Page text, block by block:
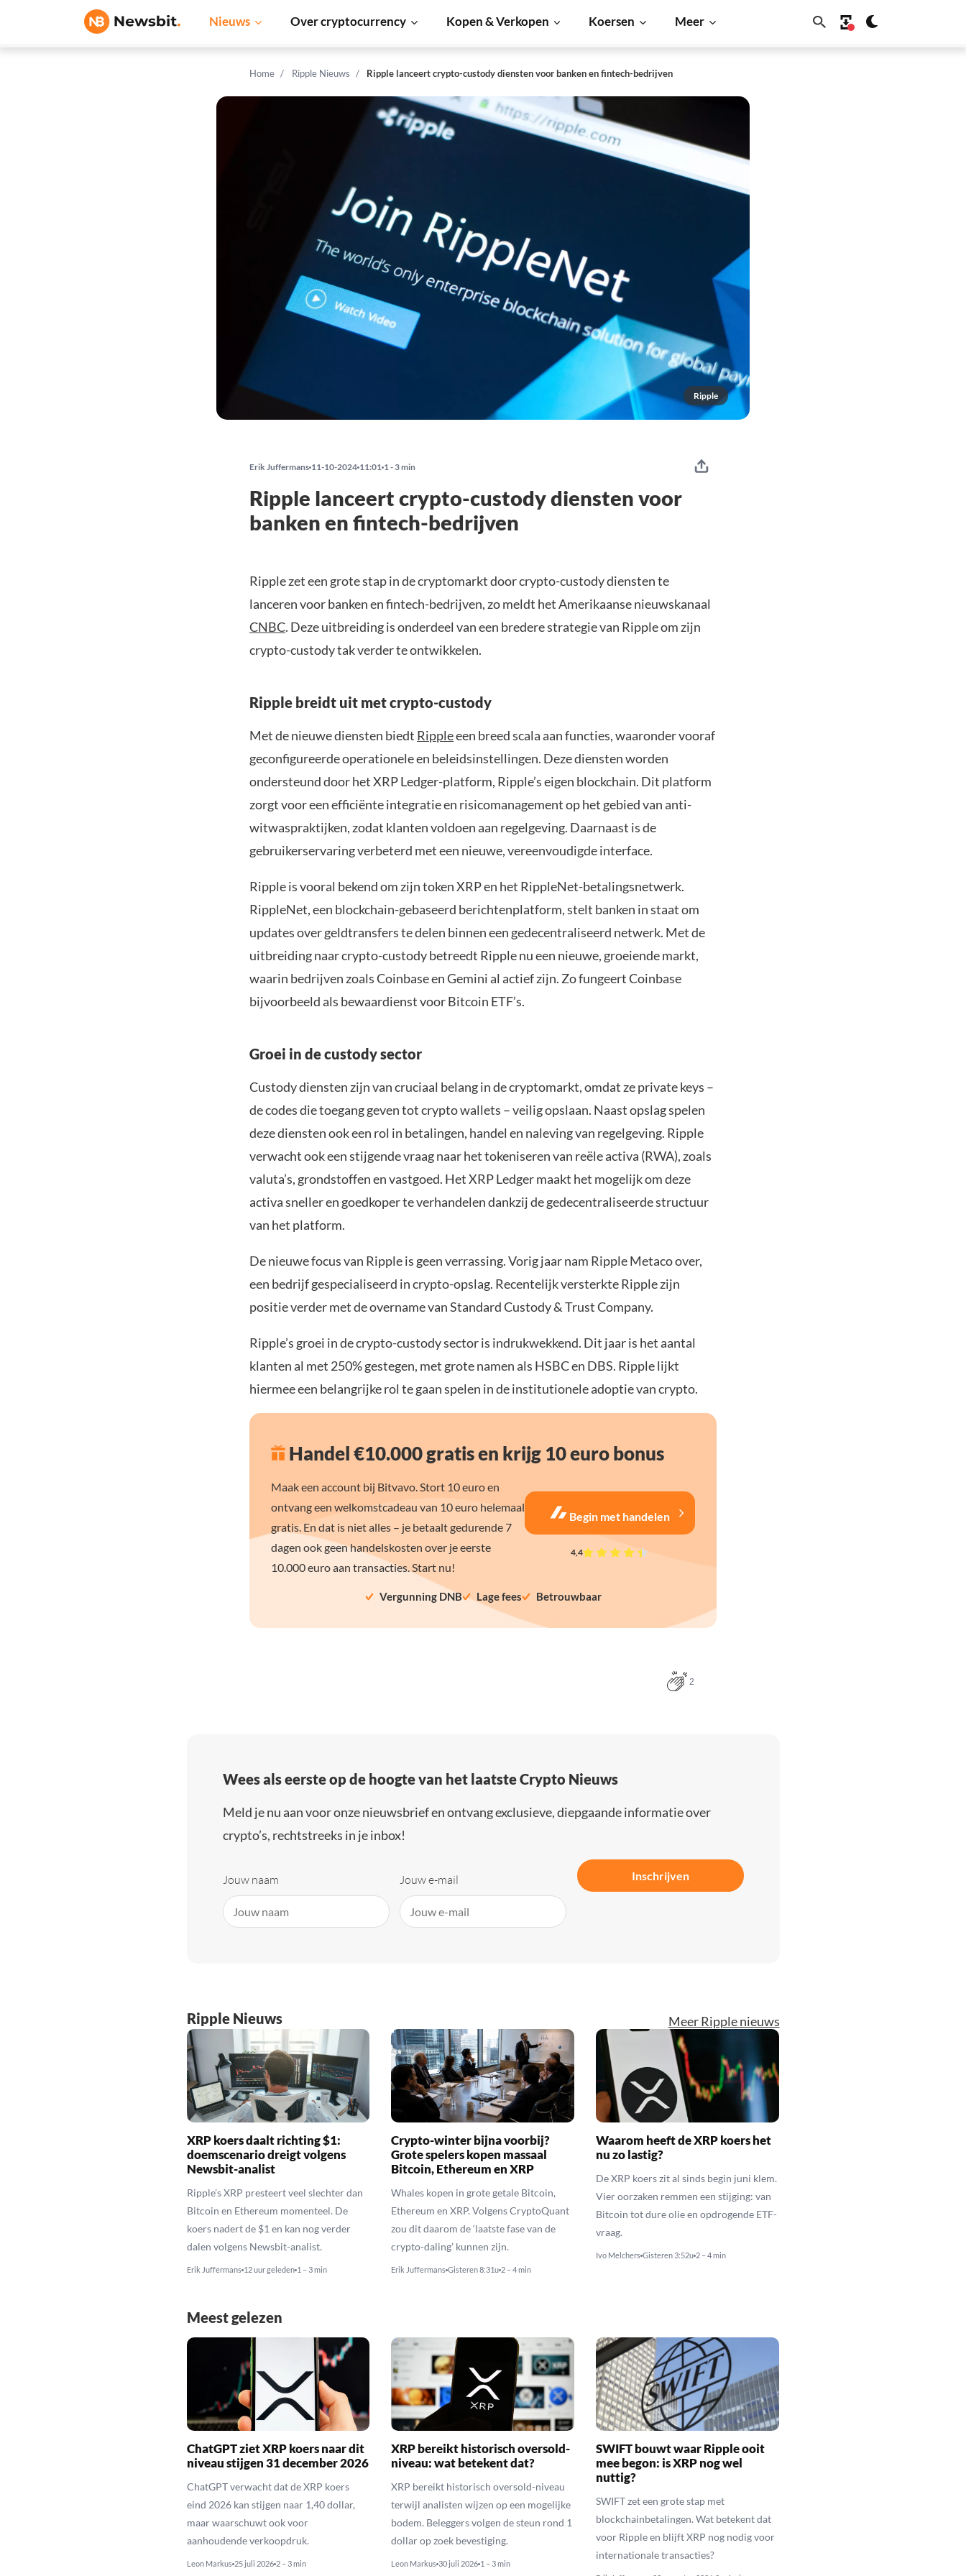
Nieuws Over cryptocurrency Kopen & Verkopen Koersen Meer
Home Ripple Nieuws Ripple lanceert crypto-custody diensten voor banken en fintech-bedrijven
Ripple
Erik Juffermans 11-10-2024 11:01 1 - 3 min
Ripple lanceert crypto-custody diensten voor
banken en fintech-bedrijven
Ripple zet een grote stap in de cryptomarkt door crypto-custody diensten te
lanceren voor banken en fintech-bedrijven, zo meldt het Amerikaanse nieuwskanaal
CNBC. Deze uitbreiding is onderdeel van een bredere strategie van Ripple om zijn
crypto-custody tak verder te ontwikkelen.
Ripple breidt uit met crypto-custody
Met de nieuwe diensten biedt Rippleeen breed scala aan functies, waaronder vooraf
geconfigureerde operationele en beleidsinstellingen. Deze diensten worden
ondersteund door het XRP Ledger-platform, Ripple’s eigen blockchain. Dit platform
zorgt voor een efficiënte integratie en risicomanagement op het gebied van anti-
witwaspraktijken, zodat klanten voldoen aan regelgeving. Daarnaast is de
gebruikerservaring verbeterd met een nieuwe, vereenvoudigde interface.
Ripple is vooral bekend om zijn token XRP en het RippleNet-betalingsnetwerk.
RippleNet, een blockchain-gebaseerd berichtenplatform, stelt banken in staat om
updates over geldtransfers te delen binnen een gedecentraliseerd netwerk. Met de
uitbreiding naar crypto-custody betreedt Ripple nu een nieuwe, groeiende markt,
waarin bedrijven zoals Coinbase en Gemini al actief zijn. Zo fungeert Coinbase
bijvoorbeeld als bewaardienst voor Bitcoin ETF’s.
Groei in de custody sector
Custody diensten zijn van cruciaal belang in de cryptomarkt, omdat ze private keys –
de codes die toegang geven tot crypto wallets – veilig opslaan. Naast opslag spelen
deze diensten ook een rol in betalingen, handel en naleving van regelgeving. Ripple
verwacht ook een stijgende vraag naar het tokeniseren van reële activa (RWA), zoals
valuta’s, grondstoffen en vastgoed. Het XRP Ledger maakt het mogelijk om deze
activa sneller en goedkoper te verhandelen dankzij de gedecentraliseerde structuur
van het platform.
De nieuwe focus van Ripple is geen verrassing. Vorig jaar nam Ripple Metaco over,
een bedrijf gespecialiseerd in crypto-opslag. Recentelijk versterkte Ripple zijn
positie verder met de overname van Standard Custody & Trust Company.
Ripple’s groei in de crypto-custody sector is indrukwekkend. Dit jaar is het aantal
klanten al met 250% gestegen, met grote namen als HSBC en DBS. Ripple lijkt
hiermee een belangrijke rol te gaan spelen in de institutionele adoptie van crypto.
Handel €10.000 gratis en krijg 10 euro bonus
Maak een account bij Bitvavo. Stort 10 euro en
ontvang een welkomstcadeau van 10 euro helemaal
gratis. En dat is niet alles – je betaalt gedurende 7
dagen ook geen handelskosten over je eerste
10.000 euro aan transacties. Start nu!
Begin met handelen
4,4
Vergunning DNB Lage fees Betrouwbaar
2
Wees als eerste op de hoogte van het laatste Crypto Nieuws
Meld je nu aan voor onze nieuwsbrief en ontvang exclusieve, diepgaande informatie over
crypto’s, rechtstreeks in je inbox!
Jouw naam Jouw e-mail Inschrijven
Ripple Nieuws Meer Ripple nieuws
XRP koers daalt richting $1:
doemscenario dreigt volgens
Newsbit-analist
Ripple’s XRP presteert veel slechter dan
Bitcoin en Ethereum momenteel. De
koers nadert de $1 en kan nog verder
dalen volgens Newsbit-analist.
Erik Juffermans 12 uur geleden 1 – 3 min
Crypto-winter bijna voorbij?
Grote spelers kopen massaal
Bitcoin, Ethereum en XRP
Whales kopen in grote getale Bitcoin,
Ethereum en XRP. Volgens CryptoQuant
zou dit daarom de ‘laatste fase van de
crypto-daling’ kunnen zijn.
Erik Juffermans Gisteren 8:31u 2 – 4 min
Waarom heeft de XRP koers het
nu zo lastig?
De XRP koers zit al sinds begin juni klem.
Vier oorzaken remmen een stijging: van
Bitcoin tot dure olie en opdrogende ETF-
vraag.
Ivo Melchers Gisteren 3:52u 2 – 4 min
Meest gelezen
ChatGPT ziet XRP koers naar dit
niveau stijgen 31 december 2026
ChatGPT verwacht dat de XRP koers
eind 2026 kan stijgen naar 1,40 dollar,
maar waarschuwt ook voor
aanhoudende verkoopdruk.
Leon Markus 25 juli 2026 2 – 3 min
XRP bereikt historisch oversold-
niveau: wat betekent dat?
XRP bereikt historisch oversold-niveau
terwijl analisten wijzen op een mogelijke
bodem. Beleggers volgen de steun rond 1
dollar op zoek bevestiging.
Leon Markus 30 juli 2026 1 – 3 min
SWIFT bouwt waar Ripple ooit
mee begon: is XRP nog wel
nuttig?
SWIFT zet een grote stap met
blockchainbetalingen. Wat betekent dat
voor Ripple en blijft XRP nog nodig voor
internationale transacties?